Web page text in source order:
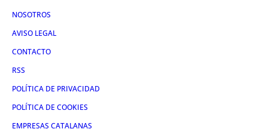
NOSOTROS
AVISO LEGAL
CONTACTO
RSS
POLÍTICA DE PRIVACIDAD
POLÍTICA DE COOKIES
EMPRESAS CATALANAS